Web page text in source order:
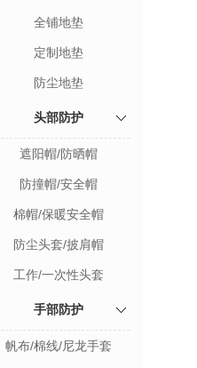
全铺地垫
定制地垫
防尘地垫
头部防护
遮阳帽/防晒帽
防撞帽/安全帽
棉帽/保暖安全帽
防尘头套/披肩帽
工作/一次性头套
手部防护
帆布/棉线/尼龙手套